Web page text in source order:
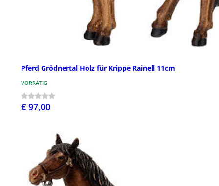
Pferd Grödnertal Holz für Krippe Rainell 11cm
VORRÄTIG
€ 97,00